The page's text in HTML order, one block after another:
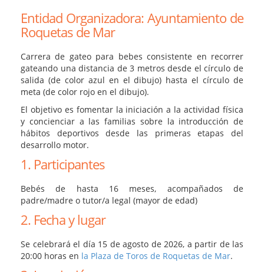
Entidad Organizadora: Ayuntamiento de
Roquetas de Mar
Carrera de gateo para bebes consistente en recorrer
gateando una distancia de 3 metros desde el círculo de
salida (de color azul en el dibujo) hasta el círculo de
meta (de color rojo en el dibujo).
El objetivo es fomentar la iniciación a la actividad física
y concienciar a las familias sobre la introducción de
hábitos deportivos desde las primeras etapas del
desarrollo motor.
1. Participantes
Bebés de hasta 16 meses, acompañados de
padre/madre o tutor/a legal (mayor de edad)
2. Fecha y lugar
Se celebrará el día 15 de agosto de 2026, a partir de las
20:00 horas en la Plaza de Toros de Roquetas de Mar.